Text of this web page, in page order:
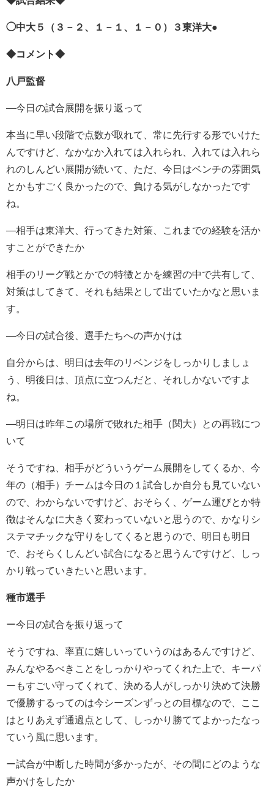
◯中大５（３－２、１－１、１－０）３東洋大●
◆コメント◆
八戸監督
―今日の試合展開を振り返って
本当に早い段階で点数が取れて、常に先行する形でいけた
んですけど、なかなか入れては入れられ、入れては入れら
れのしんどい展開が続いて、ただ、今日はベンチの雰囲気
とかもすごく良かったので、負ける気がしなかったです
ね。
―相手は東洋大、行ってきた対策、これまでの経験を活か
すことができたか
相手のリーグ戦とかでの特徴とかを練習の中で共有して、
対策はしてきて、それも結果として出ていたかなと思いま
す。
―今日の試合後、選手たちへの声かけは
自分からは、明日は去年のリベンジをしっかりしましょ
う、明後日は、頂点に立つんだと、それしかないですよ
ね。
―明日は昨年この場所で敗れた相手（関大）との再戦につ
いて
そうですね、相手がどういうゲーム展開をしてくるか、今
年の（相手）チームは今日の１試合しか自分も見ていない
ので、わからないですけど、おそらく、ゲーム運びとか特
徴はそんなに大きく変わっていないと思うので、かなりシ
ステマチックな守りをしてくると思うので、明日も明日
で、おそらくしんどい試合になると思うんですけど、しっ
かり戦っていきたいと思います。
種市選手
ー今日の試合を振り返って
そうですね、率直に嬉しいっていうのはあるんですけど、
みんなやるべきことをしっかりやってくれた上で、キーパ
ーもすごい守ってくれて、決める人がしっかり決めて決勝
で優勝するってのは今シーズンずっとの目標なので、ここ
はとりあえず通過点として、しっかり勝ててよかったなっ
ていう風に思います。
ー試合が中断した時間が多かったが、その間にどのような
声かけをしたか